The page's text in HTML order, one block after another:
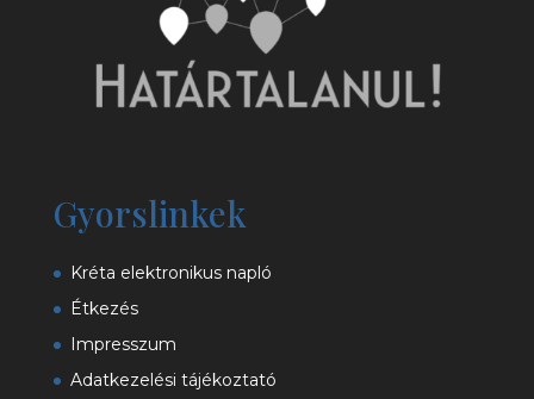
Gyorslinkek
Kréta elektronikus napló
Étkezés
Impresszum
Adatkezelési tájékoztató